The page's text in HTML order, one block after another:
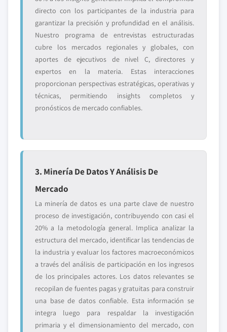
directo con los participantes de la industria para
garantizar la precisión y profundidad en el análisis.
Nuestro programa de entrevistas estructuradas
cubre los mercados regionales y globales, con
aportes de ejecutivos de nivel C, directores y
expertos en la materia. Estas interacciones
proporcionan perspectivas estratégicas, operativas y
técnicas, permitiendo insights completos y
pronósticos de mercado confiables.
3. Minería De Datos Y Análisis De
Mercado
La minería de datos es una parte clave de nuestro
proceso de investigación, contribuyendo con casi el
20% a la metodología general. Implica analizar la
estructura del mercado, identificar las tendencias de
la industria y evaluar los factores macroeconómicos
a través del análisis de participación en los ingresos
de los principales actores. Los datos relevantes se
recopilan de fuentes pagas y gratuitas para construir
una base de datos confiable. Esta información se
integra luego para respaldar la investigación
primaria y el dimensionamiento del mercado, con